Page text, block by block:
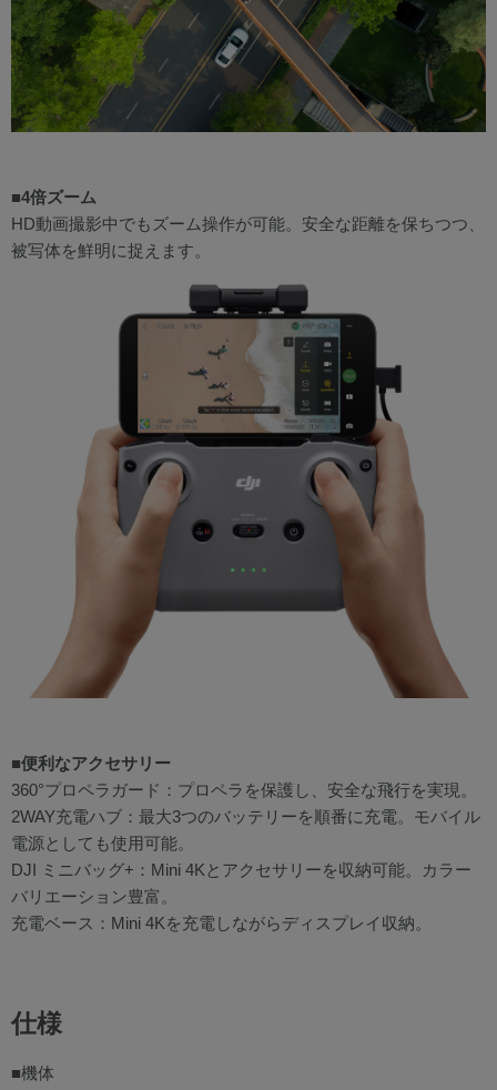
■4倍ズーム
HD動画撮影中でもズーム操作が可能。安全な距離を保ちつつ、
被写体を鮮明に捉えます。
■便利なアクセサリー
360°プロペラガード：プロペラを保護し、安全な飛行を実現。
2WAY充電ハブ：最大3つのバッテリーを順番に充電。モバイル
電源としても使用可能。
DJI ミニバッグ+：Mini 4Kとアクセサリーを収納可能。カラー
バリエーション豊富。
充電ベース：Mini 4Kを充電しながらディスプレイ収納。
仕様
■機体